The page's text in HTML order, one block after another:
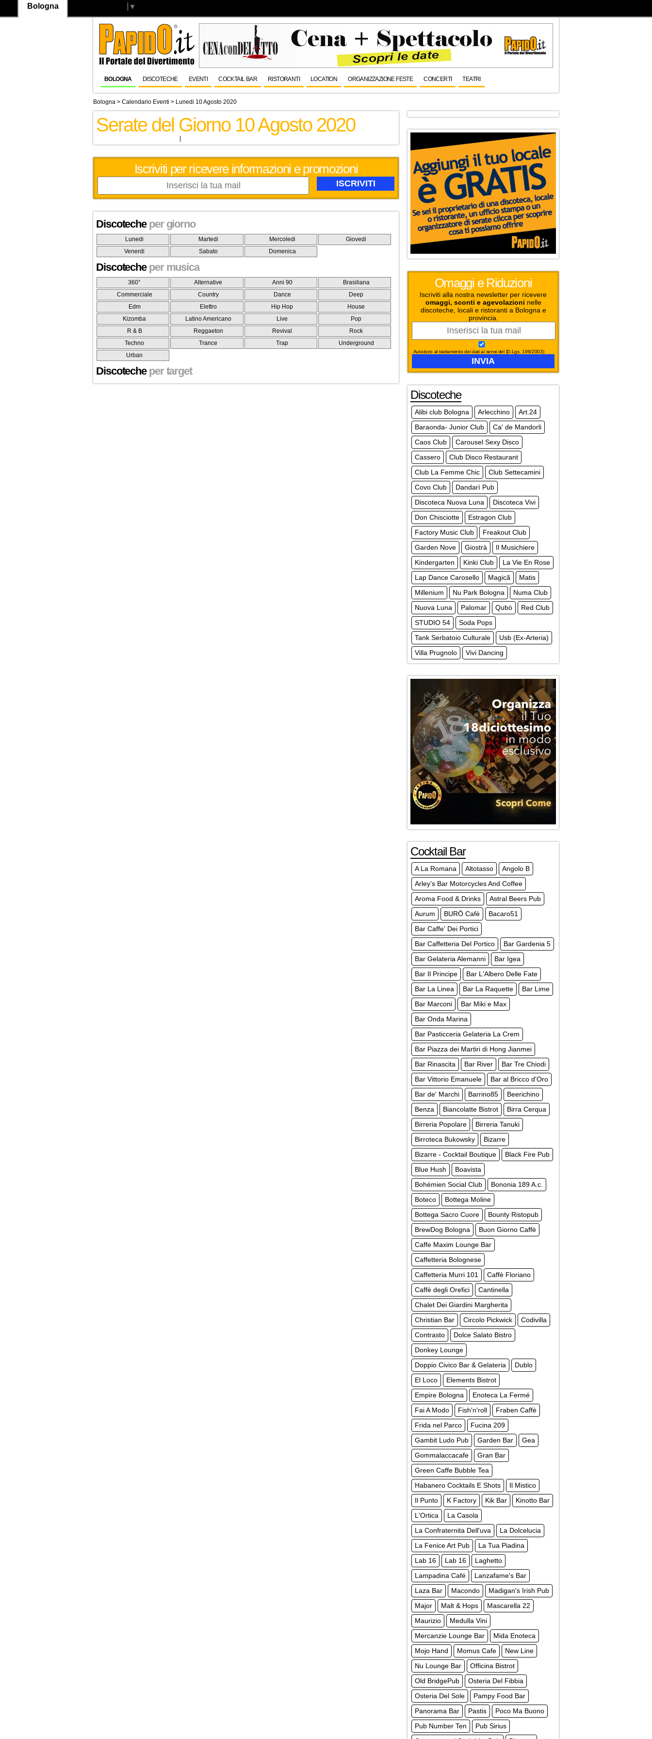
Bologna ▼
BOLOGNA DISCOTECHE EVENTI COCKTAIL BAR RISTORANTI LOCATION ORGANIZZAZIONE FESTE CONCERTI TEATRI
Bologna > Calendario Eventi > Lunedi 10 Agosto 2020
Serate del Giorno 10 Agosto 2020
Iscriviti per ricevere informazioni e promozioni
Discoteche per giorno
Lunedi Martedi Mercoledi
Giovedi
Venerdi
Sabato Domenica
Discoteche per musica
360° Alternative Anni 90
Brasiliana
Commerciale
Country Dance
Deep
Edm
Elettro Hip Hop
House
Kizomba
Latino Americano Live
Pop
R & B
Reggaeton Revival
Rock
Techno
Trance Trap
Underground
Urban
Discoteche per target
Omaggi e Riduzioni
Iscriviti alla nostra newsletter per ricevere
omaggi, sconti e agevolazioni nelle
discoteche, locali e ristoranti a Bologna e
provincia.
Autorizzo al trattamento dei dati ai sensi del (D.Lgs. 196/2003)
Discoteche
Alibi club Bologna Arlecchino
Art.24
Baraonda- Junior Club
Ca' de Mandorli
Caos Club
Carousel Sexy Disco
Cassero
Club Disco Restaurant
Club La Femme Chic
Club Settecamini
Covo Club
Dandarì Pub
Discoteca Nuova Luna
Discoteca Vivi
Don Chisciotte
Estragon Club
Factory Music Club
Freakout Club
Garden Nove
Giostrà
Il Musichiere
Kindergarten
Kinki Club
La Vie En Rose
Lap Dance Carosello
Magicã
Matis
Millenium
Nu Park Bologna
Numa Club
Nuova Luna
Palomar Qubò
Red Club
STUDIO 54
Soda Pops
Tank Serbatoio Culturale
Usb (Ex-Arteria)
Villa Prugnolo
Vivi Dancing
Cocktail Bar
A La Romana Altotasso
Angolo B
Arley’s Bar Motorcycles And Coffee
Aroma Food & Drinks
Astral Beers Pub
Aurum
BURŌ Cafè
Bacaro51
Bar Caffe' Dei Portici
Bar Caffetteria Del Portico
Bar Gardenia 5
Bar Gelateria Alemanni
Bar Igea
Bar Il Principe
Bar L'Albero Delle Fate
Bar La Linea
Bar La Raquette
Bar Lime
Bar Marconi
Bar Miki e Max
Bar Onda Marina
Bar Pasticceria Gelateria La Crem
Bar Piazza dei Martiri di Hong Jianmei
Bar Rinascita
Bar River
Bar Tre Chiodi
Bar Vittorio Emanuele
Bar al Bricco d'Oro
Bar de' Marchi
Barrino85
Beerichino
Benza
Biancolatte Bistrot
Birra Cerqua
Birreria Popolare
Birreria Tanuki
Birroteca Bukowsky
Bizarre
Bizarre - Cocktail Boutique
Black Fire Pub
Blue Hush
Boavista
Bohémien Social Club
Bononia 189 A.c.
Boteco
Bottega Moline
Bottega Sacro Cuore
Bounty Ristopub
BrewDog Bologna
Buon Giorno Caffè
Caffe Maxim Lounge Bar
Caffetteria Bolognese
Caffetteria Murri 101
Caffè Floriano
Caffè degli Orefici
Cantinella
Chalet Dei Giardini Margherita
Christian Bar
Circolo Pickwick
Codivilla
Contrasto
Dolce Salato Bistro
Donkey Lounge
Doppio Civico Bar & Gelateria
Dublo
El Loco
Elements Bistrot
Empire Bologna
Enoteca La Fermé
Fai A Modo
Fish'n'roll
Fraben Caffè
Frida nel Parco
Fucina 209
Gambit Ludo Pub
Garden Bar
Gea
Gommalaccacafe
Gran Bar
Green Caffe Bubble Tea
Habanero Cocktails E Shots
Il Mistico
Il Punto
K Factory Kik Bar
Kinotto Bar
L'Ortica
La Casola
La Confraternita Dell'uva
La Dolcelucia
La Fenice Art Pub
La Tua Piadina
Lab 16
Lab 16
Laghetto
Lampadina Café
Lanzafame's Bar
Laza Bar
Macondo
Madigan's Irish Pub
Major
Malt & Hops
Mascarella 22
Maurizio
Medulla Vini
Mercanzie Lounge Bar
Mida Enoteca
Mojo Hand
Momus Cafe
New Line
Nu Lounge Bar
Officina Bistrot
Old BridgePub
Osteria Del Fibbia
Osteria Del Sole
Pampy Food Bar
Panorama Bar
Pastis
Poco Ma Buono
Pub Number Ten
Pub Sirius